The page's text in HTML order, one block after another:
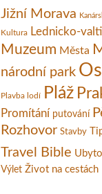
Jižní Morava
Kultura Lednicko-
Muzeum Města
národní park
Plavba lodí Pláž
Promítání putování
Rozhovor Stavby
Travel Bible
Výlet Život na cestách